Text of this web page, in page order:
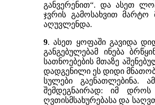
განვერენით“. და ასეთ
ჯვრის გამოსახვით
აღუვლენდა.
9. ასეთ ყოფაში გავიდა
განგებულებამ ინება
სათნოებების მთაზე
დადგენილი ეს დიდი
სულები გაენათლებინა.
შემდეგნაირად: იმ
ღვთისმსახურებასა და